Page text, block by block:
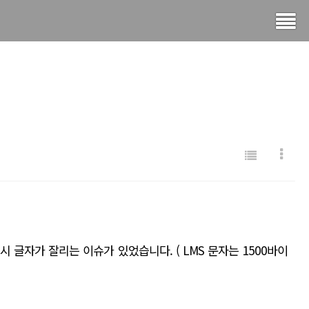
글자가 잘리는 이슈가 있었습니다. ( LMS 문자는 1500바이